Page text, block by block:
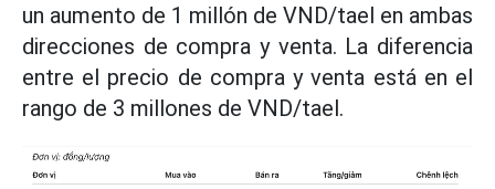
un aumento de 1 millón de VND/tael en ambas
direcciones de compra y venta. La diferencia
entre el precio de compra y venta está en el
rango de 3 millones de VND/tael.